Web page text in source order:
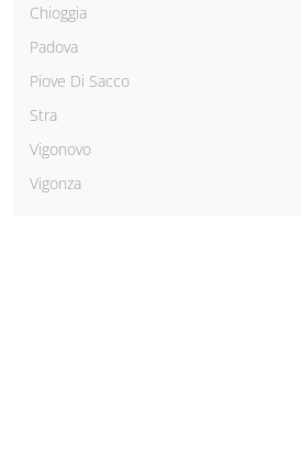
Chioggia
Padova
Piove Di Sacco
Stra
Vigonovo
Vigonza